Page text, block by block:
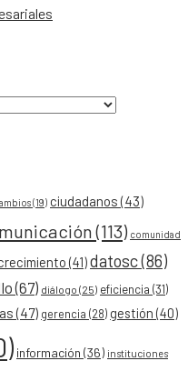
(19) ciudadanos (43)
(113) comunidad
(41)datosc(86)
(67) diálogo (25) eficiencia (31)
(47) gerencia (28) gestión (40)
información (36) instituciones